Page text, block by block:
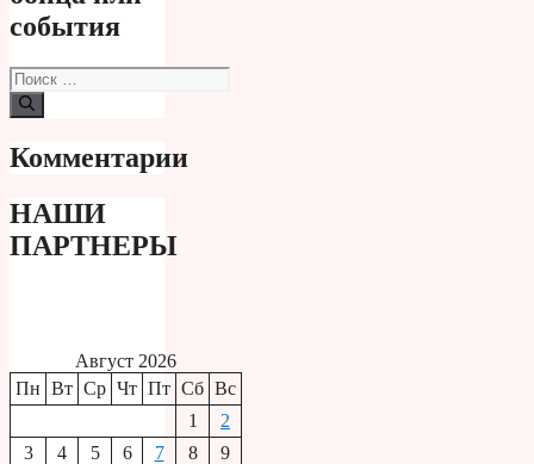
события
Поиск:
Комментарии
НАШИ
ПАРТНЕРЫ
Август 2026
Пн Вт Ср Чт Пт Сб Вс
1
2
3
4 5 6 7 8
9